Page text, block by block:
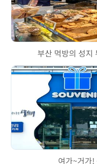
부산 먹방의 성지
여가~거가!